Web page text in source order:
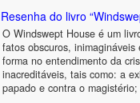
Resenha do livro
O Windswept House é um
fatos obscuros,
forma no entendimento da
inacreditáveis, tais como: a
papado e contra o